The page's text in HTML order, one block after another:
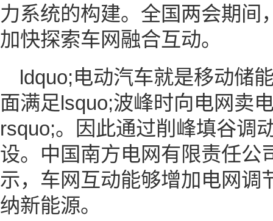
力系统的构建。全国两会期间
加快探索车网融合互动。
ldquo;电动汽车就是移动储
面满足lsquo;波峰时向电网卖
rsquo;。因此通过削峰填谷调
设。中国南方电网有限责任公
示，车网互动能够增加电网调
纳新能源。